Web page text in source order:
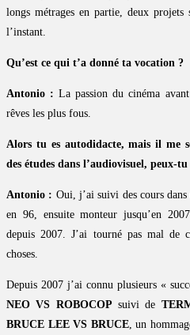
longs métrages en partie, deux
l’instant.
Qu’est ce qui t’a donné ta vocation ?
Antonio : La passion du cinéma
rêves les plus fous.
Alors tu es autodidacte, mais il me
des études dans l’audiovisuel, peux-
Antonio : Oui, j’ai suivi des cours
en 96, ensuite monteur jusqu’en
depuis 2007. J’ai tourné pas mal de
choses.
Depuis 2007 j’ai connu plusieurs «
NEO VS ROBOCOP suivi de
BRUCE LEE VS BRUCE, un